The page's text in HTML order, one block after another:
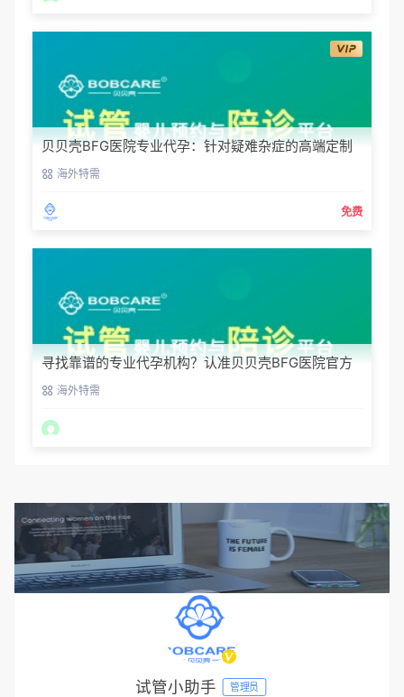
贝贝壳BFG医院专业代孕：针对疑难杂症的高端定制
生育服务
海外特需
免费
寻找靠谱的专业代孕机构？认准贝贝壳BFG医院官方
渠道海外特需
试管小助手 管理员